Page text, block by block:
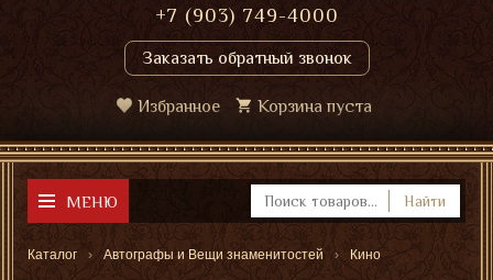
+7 (903) 749-4000
Заказать обратный звонок
Избранное Корзина пуста
МЕНЮ Найти
Каталог Автографы и Вещи знаменитостей Кино